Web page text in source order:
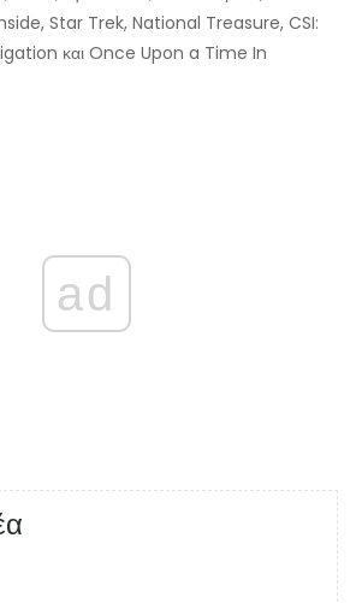
Star Trek, National Treasure, CSI:
και Once Upon a Time In
ad